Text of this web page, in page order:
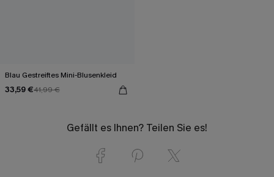
Blau Gestreiftes Mini-Blusenkleid
33,59 €41,99 €
Gefällt es Ihnen? Teilen Sie es!